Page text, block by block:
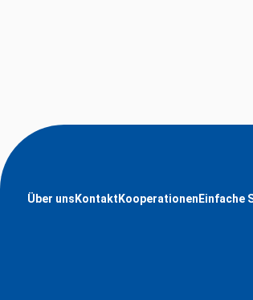
Über uns Kontakt Kooperationen Einfache